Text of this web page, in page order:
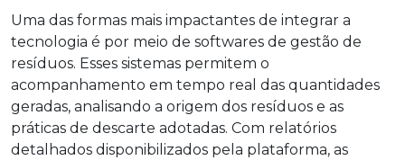
Uma das formas mais impactantes de integrar a
tecnologia é por meio de softwares de gestão de
resíduos. Esses sistemas permitem o
acompanhamento em tempo real das quantidades
geradas, analisando a origem dos resíduos e as
práticas de descarte adotadas. Com relatórios
detalhados disponibilizados pela plataforma, as